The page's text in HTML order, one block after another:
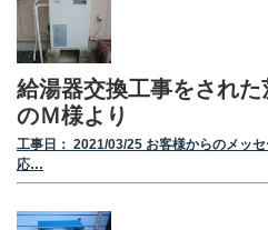
給湯器交換工事をされ
のＭ様より
工事日： 2021/03/25 お客様からのメッ
応…